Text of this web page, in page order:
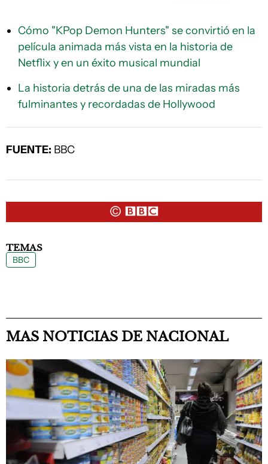
Cómo "KPop Demon Hunters" se convirtió en la
película animada más vista en la historia de
Netflix y en un éxito musical mundial
La historia detrás de una de las miradas más
fulminantes y recordadas de Hollywood
FUENTE: BBC
TEMAS
BBC
MAS NOTICIAS DE NACIONAL